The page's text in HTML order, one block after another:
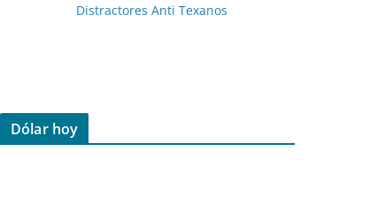
Distractores Anti Texanos
Dólar hoy